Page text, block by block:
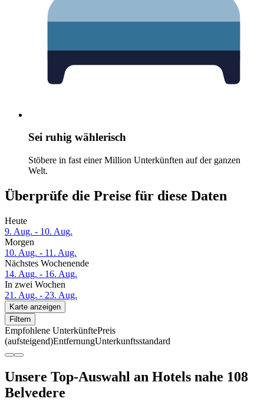
Sei ruhig wählerisch
Stöbere in fast einer Million Unterkünften auf der ganzen
Welt.
Überprüfe die Preise für diese Daten
Heute
9. Aug. - 10. Aug.
Morgen
10. Aug. - 11. Aug.
Nächstes Wochenende
14. Aug. - 16. Aug.
In zwei Wochen
21. Aug. - 23. Aug.
Karte anzeigen
Filtern
Empfohlene UnterkünftePreis
(aufsteigend)EntfernungUnterkunftsstandard
Unsere Top-Auswahl an Hotels nahe 108
Belvedere